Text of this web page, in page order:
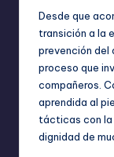
Desde que
transición a la
prevención del
proceso que
compañeros.
aprendida al
tácticas con la
dignidad de